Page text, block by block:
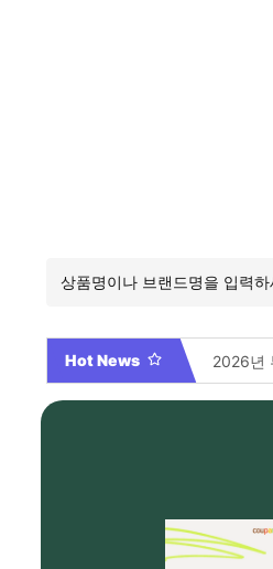
Hot News 2026년 부산 아파트 분양현황 해운대부터 에코델타까지, 전 현장 총정리 가이드